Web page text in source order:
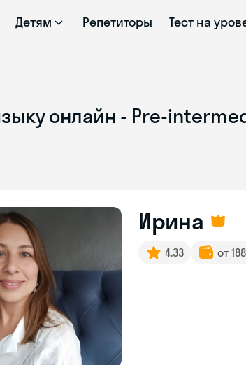
Детям Репетиторы Тест на
онлайн - Pre-
Ирина
4.33 от